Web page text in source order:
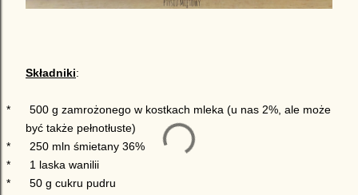
Składniki:
*
500 g zamrożonego w kostkach mleka (u nas 2%, ale może
być także pełnotłuste)
*
250 mln śmietany 36%
*
1 laska wanilii
*
50 g cukru pudru